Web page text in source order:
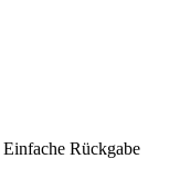
Einfache Rückgabe